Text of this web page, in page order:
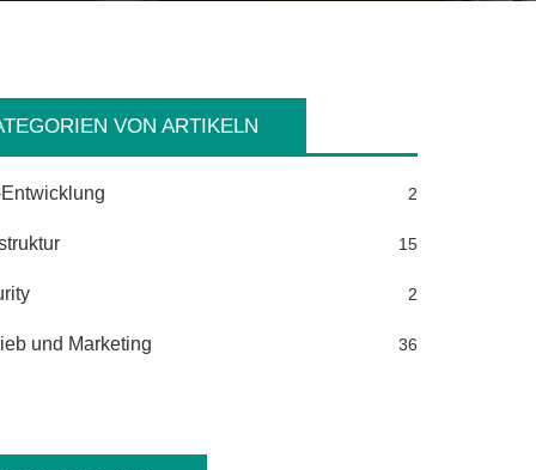
VON ARTIKELN
2
15
2
und Marketing 36